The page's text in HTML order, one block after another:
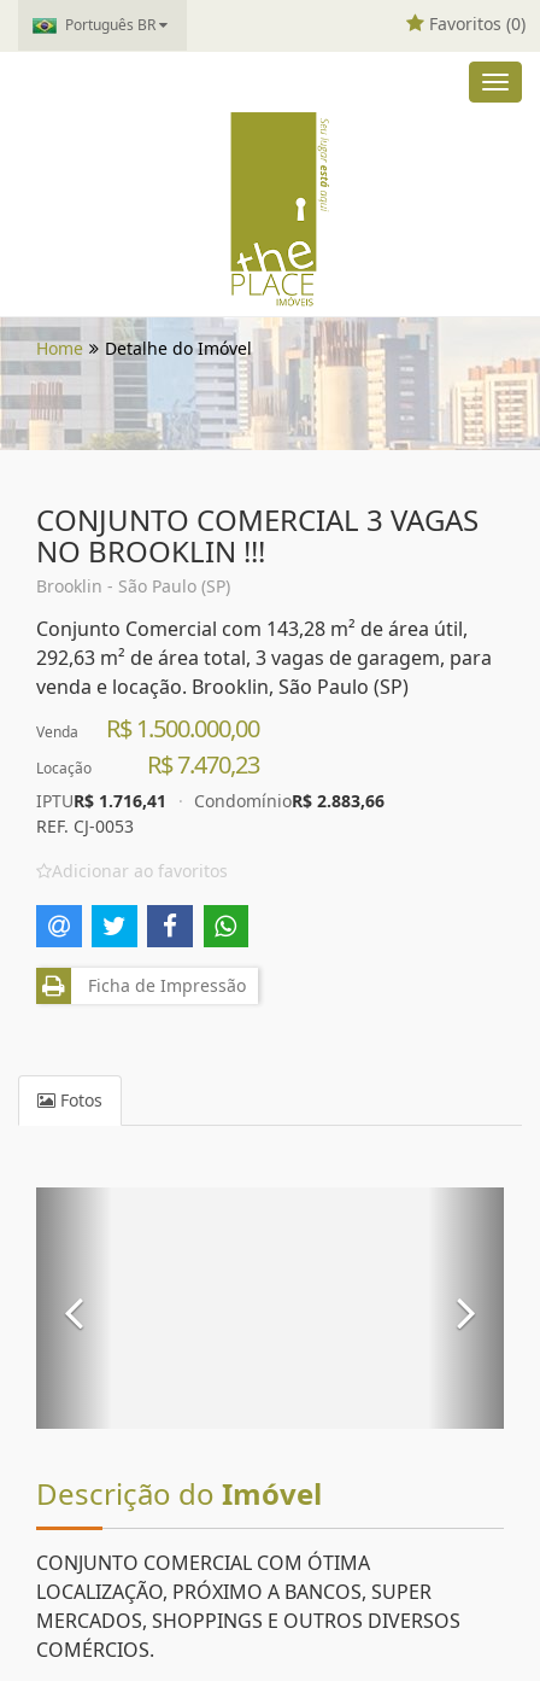
Português BR Favoritos (0)
Home Detalhe do Imóvel
CONJUNTO COMERCIAL 3 VAGAS
NO BROOKLIN !!!
Brooklin - São Paulo (SP)
Conjunto Comercial com 143,28 m² de área útil,
292,63 m² de área total, 3 vagas de garagem, para
venda e locação. Brooklin, São Paulo (SP)
Venda R$ 1.500.000,00
Locação R$ 7.470,23
IPTUR$ 1.716,41 · CondomínioR$ 2.883,66
REF. CJ-0053
Adicionar ao favoritos
Ficha de Impressão
Fotos
Descrição do Imóvel
CONJUNTO COMERCIAL COM ÓTIMA
LOCALIZAÇÃO, PRÓXIMO A BANCOS, SUPER
MERCADOS, SHOPPINGS E OUTROS DIVERSOS
COMÉRCIOS.